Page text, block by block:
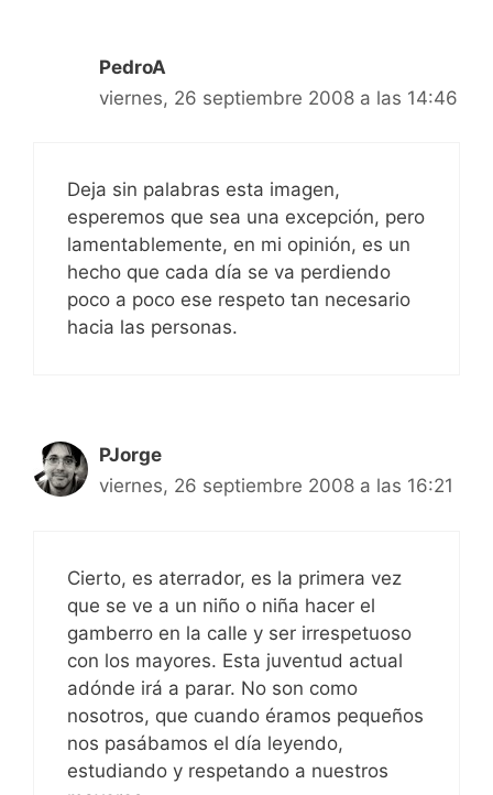
PedroA
viernes, 26 septiembre 2008 a las 14:46
Deja sin palabras esta imagen,
esperemos que sea una excepción, pero
lamentablemente, en mi opinión, es un
hecho que cada día se va perdiendo
poco a poco ese respeto tan necesario
hacia las personas.
PJorge
viernes, 26 septiembre 2008 a las 16:21
Cierto, es aterrador, es la primera vez
que se ve a un niño o niña hacer el
gamberro en la calle y ser irrespetuoso
con los mayores. Esta juventud actual
adónde irá a parar. No son como
nosotros, que cuando éramos pequeños
nos pasábamos el día leyendo,
estudiando y respetando a nuestros